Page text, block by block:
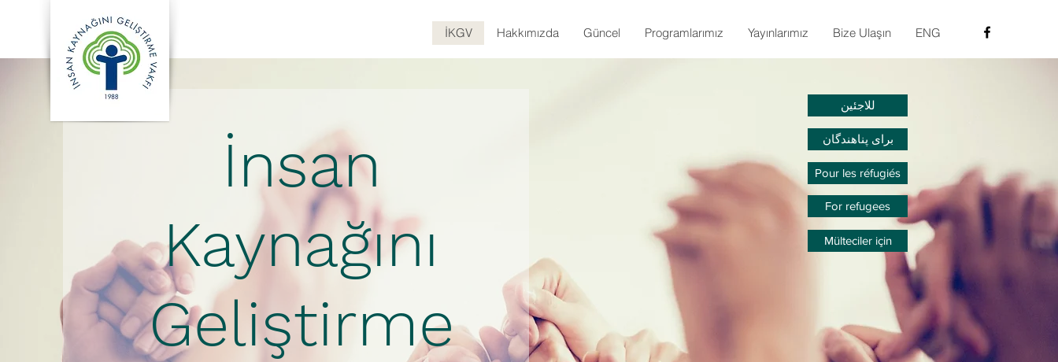
İKGV Hakkımızda Güncel Programlarımız Yayınlarımız Bize Ulaşın ENG
İnsan
Kaynağını
Geliştirme
للاجئين
برای پناهندگان
Pour les réfugiés
For refugees
Mülteciler için